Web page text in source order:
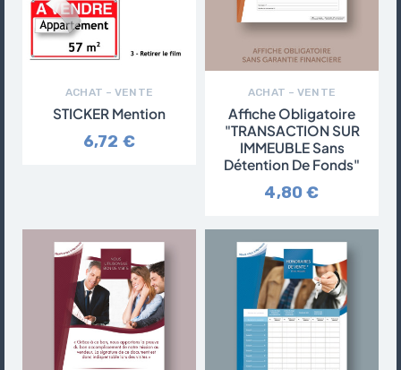
ACHAT – VENTE
STICKER Mention
6,72 €
ACHAT – VENTE
Affiche Obligatoire
"TRANSACTION SUR
IMMEUBLE Sans
Détention De Fonds"
4,80 €